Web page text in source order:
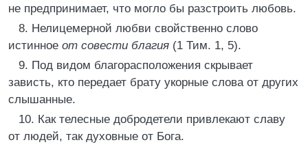
не предпринимает, что могло бы разстроить любовь.
8. Нелицемерной любви свойственно слово
истинное от совести благия (1 Тим. 1, 5).
9. Под видом благорасположения скрывает
зависть, кто передает брату укорные слова от других
слышанные.
10. Как телесные добродетели привлекают славу
от людей, так духовные от Бога.